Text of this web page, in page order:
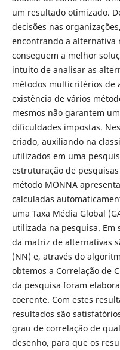
um resultado otimizado.
decisões nas
encontrando a alternativa
conseguem a melhor
intuito de analisar as
métodos multicritérios de
existência de vários
mesmos não garantem
dificuldades impostas.
criado, auxiliando na
utilizados em uma
estruturação de
método MONNA
calculadas
uma Taxa Média Global
utilizada na pesquisa. Em
da matriz de alternativas
(NN) e, através do
obtemos a Correlação de
da pesquisa foram
coerente. Com estes
resultados são
grau de correlação de
desenho, para que os